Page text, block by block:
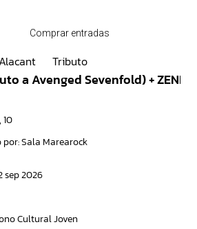
Comprar entradas
Alacant Tributo
a Avenged Sevenfold) +
Sala Marearock
sep 2026
Cultural Joven